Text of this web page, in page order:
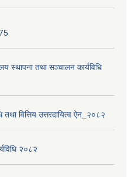
स्थापना तथा सञ्चालन कार्यविधि
तथा वित्तिय उत्तरदायित्व ऐन_२०८२
२०८२